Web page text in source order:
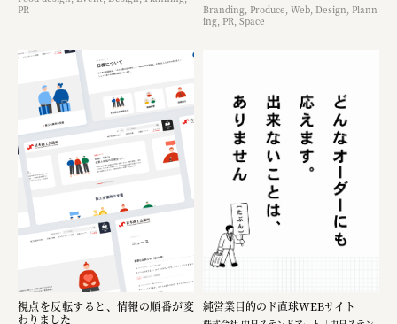
PR
Branding, Produce, Web, Design, Plann
ing, PR, Space
視点を反転すると、情報の順番が変
わりました
純営業目的のド直球WEBサイト